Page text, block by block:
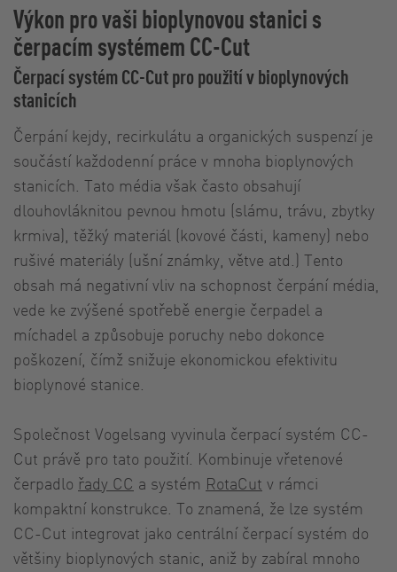
Výkon pro vaši bioplynovou stanici s
čerpacím systémem CC-Cut
Čerpací systém CC-Cut pro použití v bioplynových
stanicích
Čerpání kejdy, recirkulátu a organických suspenzí je
součástí každodenní práce v mnoha bioplynových
stanicích. Tato média však často obsahují
dlouhovláknitou pevnou hmotu (slámu, trávu, zbytky
krmiva), těžký materiál (kovové části, kameny) nebo
rušivé materiály (ušní známky, větve atd.) Tento
obsah má negativní vliv na schopnost čerpání média,
vede ke zvýšené spotřebě energie čerpadel a
míchadel a způsobuje poruchy nebo dokonce
poškození, čímž snižuje ekonomickou efektivitu
bioplynové stanice.
Společnost Vogelsang vyvinula čerpací systém CC-
Cut právě pro tato použití. Kombinuje vřetenové
čerpadlo řady CC a systém RotaCut v rámci
kompaktní konstrukce. To znamená, že lze systém
CC-Cut integrovat jako centrální čerpací systém do
většiny bioplynových stanic, aniž by zabíral mnoho